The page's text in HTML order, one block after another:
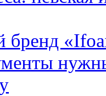
бренд